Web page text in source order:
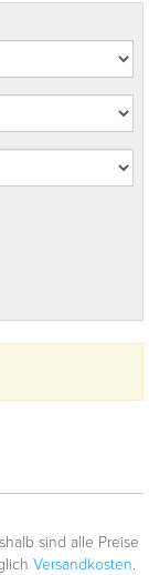
sind alle Preise
Versandkosten.